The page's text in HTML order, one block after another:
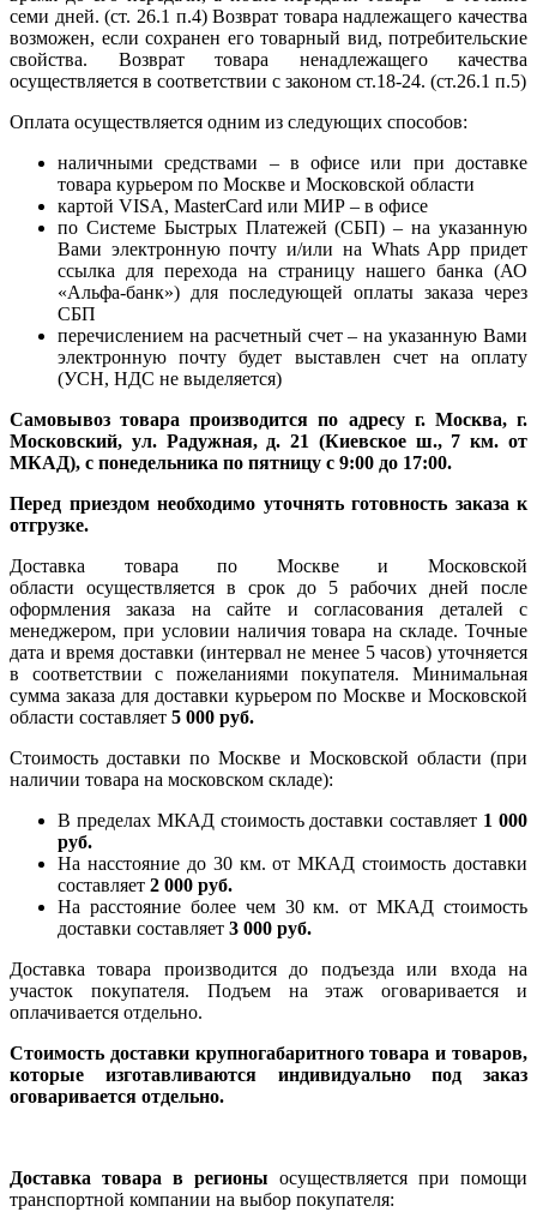
семи дней. (ст. 26.1 п.4) Возврат товара надлежащего качества
возможен, если сохранен его товарный вид, потребительские
свойства. Возврат товара ненадлежащего качества
осуществляется в соответствии с законом ст.18-24. (ст.26.1 п.5)
Оплата осуществляется одним из следующих способов:
наличными средствами – в офисе или при доставке
товара курьером по Москве и Московской области
картой VISA, MasterCard или МИР – в офисе
по Системе Быстрых Платежей (СБП) – на указанную
Вами электронную почту и/или на Whats App придет
ссылка для перехода на страницу нашего банка (АО
«Альфа-банк») для последующей оплаты заказа через
СБП
перечислением на расчетный счет – на указанную Вами
электронную почту будет выставлен счет на оплату
(УСН, НДС не выделяется)
Самовывоз товара производится по адресу г. Москва, г.
Московский, ул. Радужная, д. 21 (Киевское ш., 7 км. от
МКАД), с понедельника по пятницу с 9:00 до 17:00.
Перед приездом необходимо уточнять готовность заказа к
отгрузке.
Доставка товара по Москве и Московской
области осуществляется в срок до 5 рабочих дней после
оформления заказа на сайте и согласования деталей с
менеджером, при условии наличия товара на складе. Точные
дата и время доставки (интервал не менее 5 часов) уточняется
в соответствии с пожеланиями покупателя. Минимальная
сумма заказа для доставки курьером по Москве и Московской
области составляет 5 000 руб.
Стоимость доставки по Москве и Московской области (при
наличии товара на московском складе):
В пределах МКАД стоимость доставки составляет 1 000
руб.
На насcтояние до 30 км. от МКАД стоимость доставки
составляет 2 000 руб.
На расстояние более чем 30 км. от МКАД стоимость
доставки составляет 3 000 руб.
Доставка товара производится до подъезда или входа на
участок покупателя. Подъем на этаж оговаривается и
оплачивается отдельно.
Стоимость доставки крупногабаритного товара и товаров,
которые изготавливаются индивидуально под заказ
оговаривается отдельно.
Доставка товара в регионы осуществляется при помощи
транспортной компании на выбор покупателя: